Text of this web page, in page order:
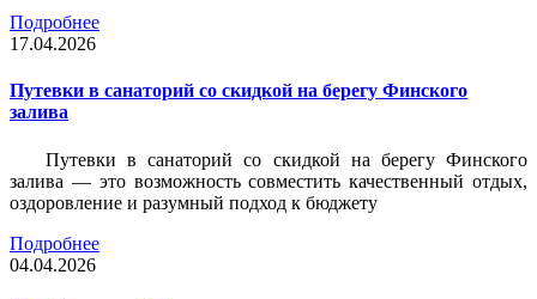
Подробнее
17.04.2026
Путевки в санаторий со скидкой на берегу Финского
залива
Путевки в санаторий со скидкой на берегу Финского
залива — это возможность совместить качественный отдых,
оздоровление и разумный подход к бюджету
Подробнее
04.04.2026